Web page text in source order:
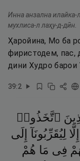
Инна анзална
мухлиса-л лаҳу-д-дӣн.
Ҳаройина, Мо ба
фиристодем, пас,
дини Худро барои
39:2
ٱتَّخَذُوا۟
إِلَّا لِيُقَرِّبُونَآ
إِلَى
فِى مَا هُمْ